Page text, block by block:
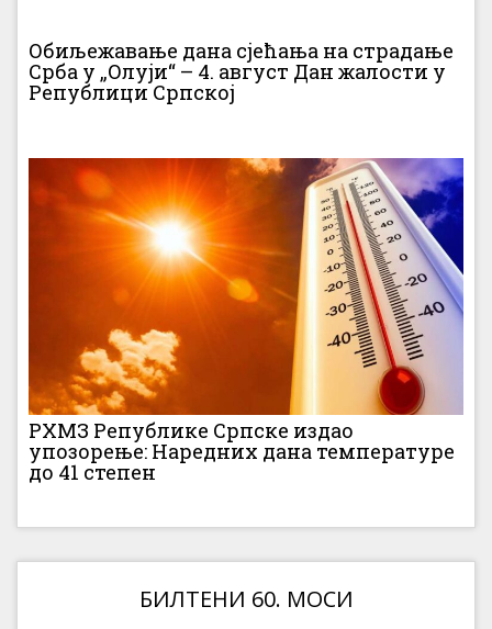
Обиљежавање дана сјећања на страдање
Срба у „Олуји“ – 4. август Дан жалости у
Републици Српској
РХМЗ Републике Српске издао
упозорење: Наредних дана температуре
до 41 степен
БИЛТЕНИ 60. МОСИ